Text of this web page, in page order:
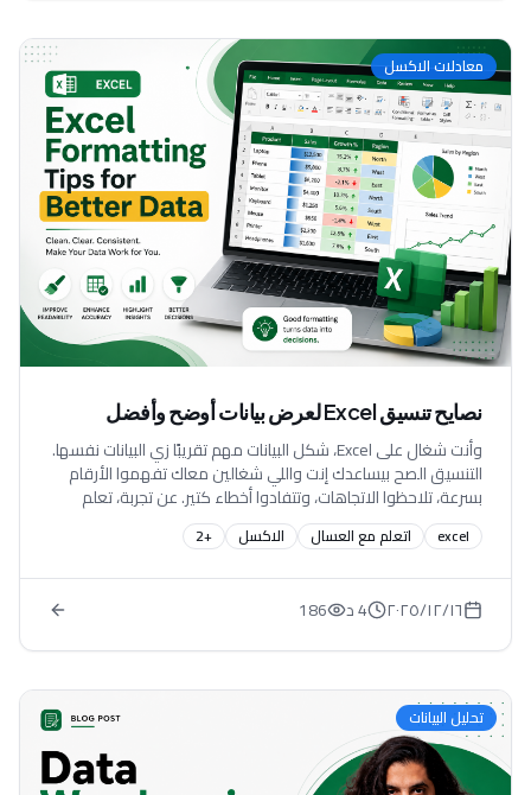
معادلات الاكسل
نصايح تنسيق Excel لعرض بيانات أوضح وأفضل
وأنت شغال على Excel، شكل البيانات مهم تقريبًا زي البيانات نفسها.
التنسيق الصح بيساعدك إنت واللي شغالين معاك تفهموا الأرقام
بسرعة، تلاحظوا الاتجاهات، وتتفادوا أخطاء كتير. عن تجربة، تعلم
المقال ده، هشارك معاك نصايح عملية وسهلة تطبقها فورًا علشان
ليه فوائد أساسية: بيحسّن سهولة القراءة: البيانات المتنسقة بتبقى
excel اتعلم مع العسال الاكسل +
2
١٦‏/١٢‏/٢٠٢٥ 4 د 186
تحليل البيانات